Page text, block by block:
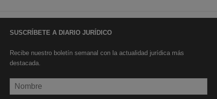
SUSCRÍBETE A DIARIO JURÍDICO
Recibe nuestro boletín semanal con la actualidad jurídica más
destacada.